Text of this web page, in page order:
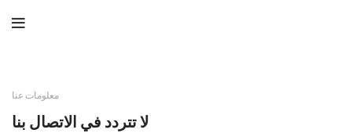
معلومات عنا
لا تتردد في الاتصال بنا